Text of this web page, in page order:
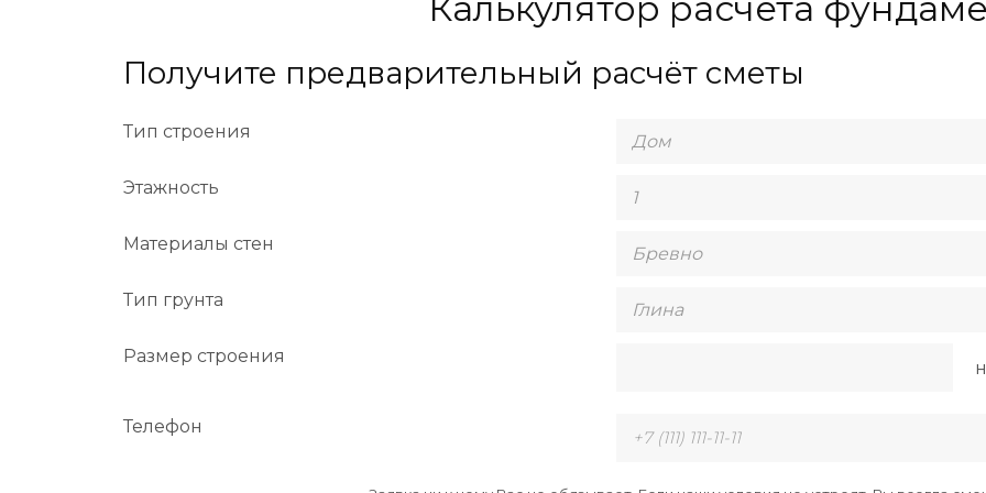
Получите предварительный расчёт сметы
Тип строения
Этажность
Материалы стен
Тип грунта
Размер строения
Телефон